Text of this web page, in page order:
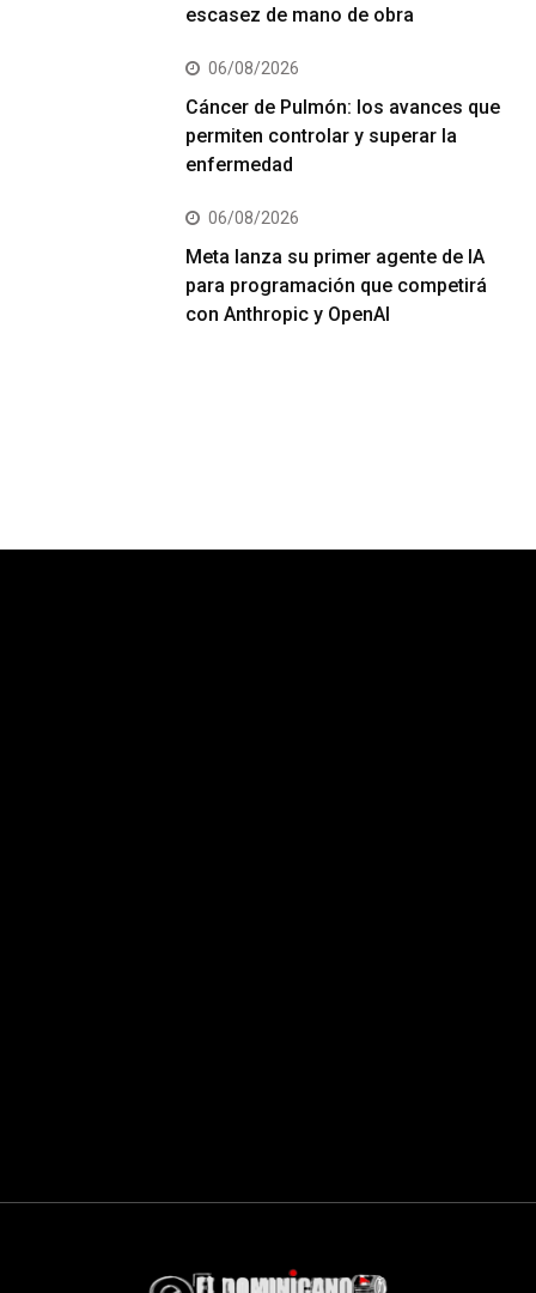
escasez de mano de obra
06/08/2026
Cáncer de Pulmón: los avances que
permiten controlar y superar la
enfermedad
06/08/2026
Meta lanza su primer agente de IA
para programación que competirá
con Anthropic y OpenAI